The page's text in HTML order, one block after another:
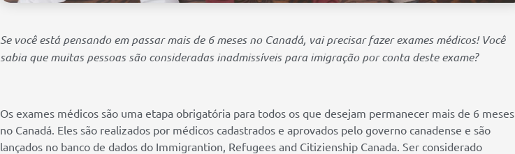
Se você está pensando em passar mais de 6 meses no Canadá, vai precisar fazer exames médicos! Você
sabia que muitas pessoas são consideradas inadmissíveis para imigração por conta deste exame?
Os exames médicos são uma etapa obrigatória para todos os que desejam permanecer mais de 6 meses
no Canadá. Eles são realizados por médicos cadastrados e aprovados pelo governo canadense e são
lançados no banco de dados do Immigrantion, Refugees and Citizienship Canada. Ser considerado